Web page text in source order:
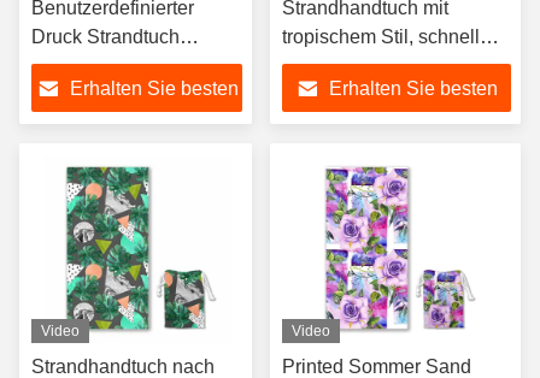
Benutzerdefinierter
Druck Strandtuch
Schnelltrocknendes
Strandtuch
Personalisiertes
Strandtuch
Erhalten Sie besten
Strandhandtuch mit
tropischem Stil, schnell
trocknen, Sandfrei,
Wasserabsorption
Erhalten Sie besten
Video
Strandhandtuch nach
Video
Printed Sommer Sand